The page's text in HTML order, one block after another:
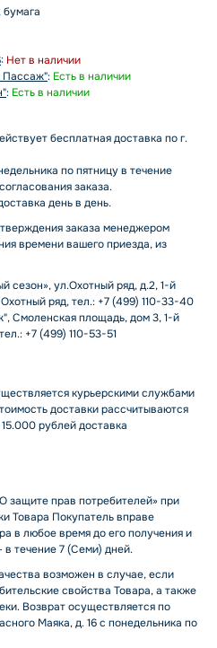
: Нет в наличии
Пассаж": Есть в наличии
: Есть в наличии
бесплатная доставка по г.
по пятницу в течение
заказа.
день в день.
заказа менеджером
времени вашего приезда, из
сезон», ул.Охотный ряд, д.2, 1-й
ряд, тел.: +7 (499) 110-33-40
Смоленская площадь, дом 3, 1-й
+7 (499) 110-53-51
курьерскими службами
доставки рассчитываются
рублей доставка
защите прав потребителей» при
Товара Покупатель вправе
в любое время до его получения и
в течение 7 (Семи) дней.
возможен в случае, если
свойства Товара, а также
Возврат осуществляется по
Маяка, д. 16 с понедельника по